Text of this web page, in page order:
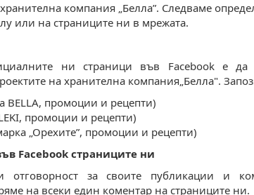
компания „Белла”. Следваме
или на страниците ни в мрежата.
ни страници във Facebook е да
на хранителна компания„Белла".
BELLA, промоции и рецепти)
промоции и рецепти)
„Орехите”, промоции и рецепти)
Facebook страниците ни
отговорност за своите публикации и
на всеки един коментар на страниците ни.